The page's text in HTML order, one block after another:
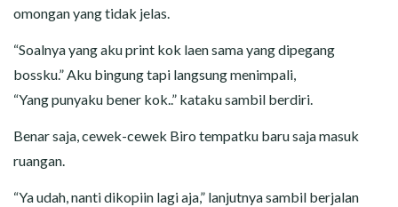
omongan yang tidak jelas.
“Soalnya yang aku print kok laen sama yang dipegang
bossku.” Aku bingung tapi langsung menimpali,
“Yang punyaku bener kok..” kataku sambil berdiri.
Benar saja, cewek-cewek Biro tempatku baru saja masuk
ruangan.
“Ya udah, nanti dikopiin lagi aja,” lanjutnya sambil berjalan